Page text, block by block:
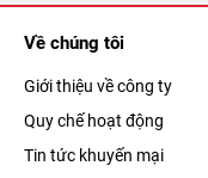
Về chúng tôi
Giới thiệu về công ty
Quy chế hoạt động
Tin tức khuyến mại